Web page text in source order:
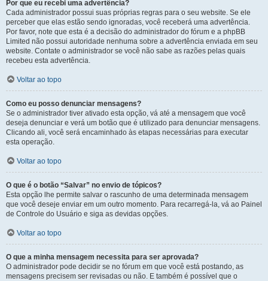
Por que eu recebi uma advertência?
Cada administrador possui suas próprias regras para o seu website. Se ele
perceber que elas estão sendo ignoradas, você receberá uma advertência.
Por favor, note que esta é a decisão do administrador do fórum e a phpBB
Limited não possui autoridade nenhuma sobre a advertência enviada em seu
website. Contate o administrador se você não sabe as razões pelas quais
recebeu esta advertência.
Voltar ao topo
Como eu posso denunciar mensagens?
Se o administrador tiver ativado esta opção, vá até a mensagem que você
deseja denunciar e verá um botão que é utilizado para denunciar mensagens.
Clicando ali, você será encaminhado às etapas necessárias para executar
esta operação.
Voltar ao topo
O que é o botão “Salvar” no envio de tópicos?
Esta opção lhe permite salvar o rascunho de uma determinada mensagem
que você deseje enviar em um outro momento. Para recarregá-la, vá ao Painel
de Controle do Usuário e siga as devidas opções.
Voltar ao topo
O que a minha mensagem necessita para ser aprovada?
O administrador pode decidir se no fórum em que você está postando, as
mensagens precisem ser revisadas ou não. E também é possível que o